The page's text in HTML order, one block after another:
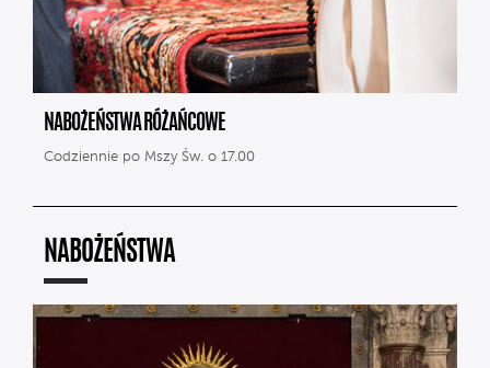
NABOŻEŃSTWA RÓŻAŃCOWE
Codziennie po Mszy Św. o 17.00
NABOŻEŃSTWA